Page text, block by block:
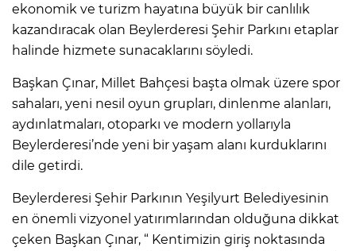
ekonomik ve turizm hayatına büyük bir canlılık
kazandıracak olan Beylerderesi Şehir Parkını etaplar
halinde hizmete sunacaklarını söyledi.
Başkan Çınar, Millet Bahçesi başta olmak üzere spor
sahaları, yeni nesil oyun grupları, dinlenme alanları,
aydınlatmaları, otoparkı ve modern yollarıyla
Beylerderesi’nde yeni bir yaşam alanı kurduklarını
dile getirdi.
Beylerderesi Şehir Parkının Yeşilyurt Belediyesinin
en önemli vizyonel yatırımlarından olduğuna dikkat
çeken Başkan Çınar, “ Kentimizin giriş noktasında